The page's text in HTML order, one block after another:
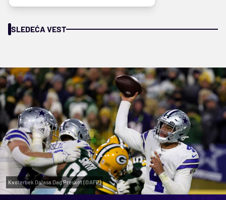
SLEDEĆA VEST
Kvoterbek Dalasa Dag Preskot (©AFP)